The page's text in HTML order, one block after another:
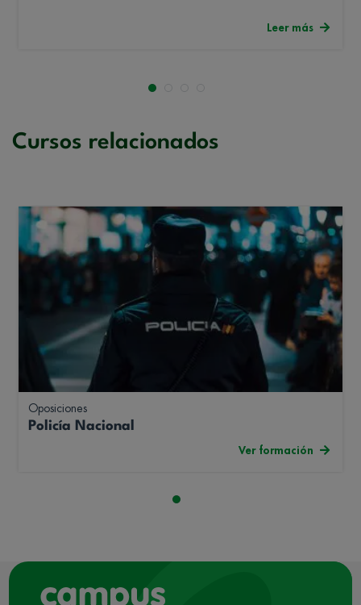
Leer más
Cursos relacionados
Oposiciones
Policía Nacional
Ver formación